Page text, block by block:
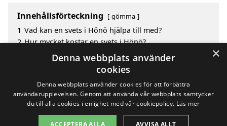
Innehållsförteckning gömma
1 Vad kan en svets i Hönö hjälpa till med?
2 Hur mycket kostar en svets i Hönö?
Fördelar med att välja svets i Hönö
Sök efter en skicklig svets i de omgivande städerna
Copyright 2026 - Pilanto Aps
×
Denna webbplats använder
cookies
Denna webbplats använder cookies för att förbättra
användarupplevelsen. Genom att använda vår webbplats samtycker
du till alla cookies i enlighet med vår cookiepolicy. Läs mer
ACCEPTERA ALLA AVVISA ALLT